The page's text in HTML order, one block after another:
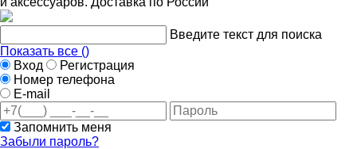
Введите текст для поиска
Показать все ()
Вход
Регистрация
Номер телефона
E-mail
Запомнить меня
Забыли пароль?